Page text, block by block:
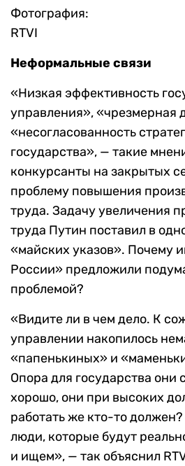
Фотография:
RTVI
Неформальные связи
«Низкая эффективность
управления», «чрезмерная
«несогласованность
государства», — такие
конкурсанты на закрытых
проблему повышения
труда. Задачу увеличения
труда Путин поставил в
«майских указов». Почему
России» предложили
проблемой?
«Видите ли в чем дело. К
управлении накопилось
«папенькиных» и
Опора для государства они
хорошо, они при высоких
работать же кто-то
люди, которые будут
и ищем», — так объяснил